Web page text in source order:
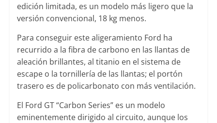
edición limitada, es un modelo más ligero que la
versión convencional, 18 kg menos.
Para conseguir este aligeramiento Ford ha
recurrido a la fibra de carbono en las llantas de
aleación brillantes, al titanio en el sistema de
escape o la tornillería de las llantas; el portón
trasero es de policarbonato con más ventilación.
El Ford GT “Carbon Series” es un modelo
eminentemente dirigido al circuito, aunque los